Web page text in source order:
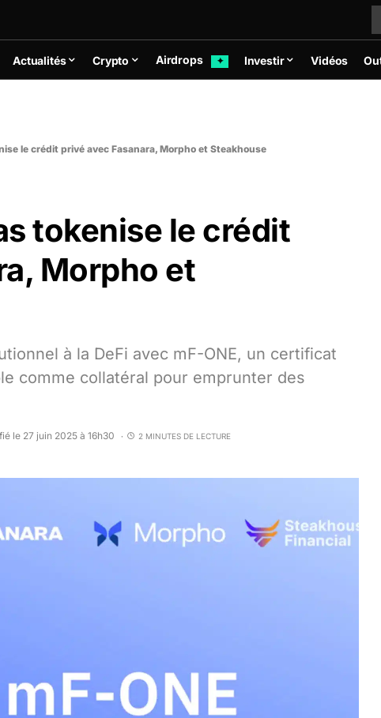
Actualités Crypto Airdrops ✦ Investir Vidéos
le crédit privé avec Fasanara, Morpho et Steakhouse
tokenise le crédit
Morpho et
à la DeFi avec mF-ONE, un certificat
comme collatéral pour emprunter des
le 27 juin 2025 à 16h30 2 MINUTES DE LECTURE